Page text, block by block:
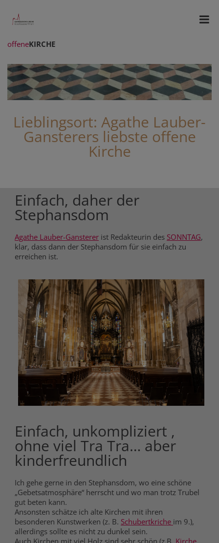
offeneKIRCHE
Lieblingsort: Agathe Lauber-
Gansterers liebste offene
Kirche
Einfach, daher der
Stephansdom
Agathe Lauber-Gansterer ist Redakteurin des SONNTAG,
klar, dass dann der Stephansdom für sie einfach zu
erreichen ist.
Einfach, unkompliziert ,
ohne viel Tra Tra… aber
kinderfreundlich
Ich gehe gerne in den Stephansdom, wo eine schöne
„Gebetsatmosphäre“ herrscht und wo man trotz Trubel
gut beten kann.
Ansonsten schätze ich alte Kirchen mit ihren
besonderen Kunstwerken (z. B. Schubertkriche im 9.),
allerdings sollte es nicht zu dunkel sein.
Auch Kirchen mit viel Holz sind sehr schön (z.B. Kirche